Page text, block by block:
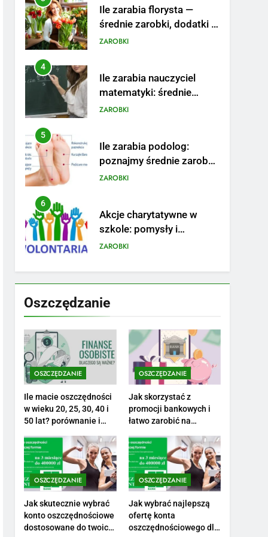
Ile zarabia florysta —
średnie zarobki, dodatki i
sposoby na podwyżkę
ZAROBKI
4
Ile zarabia nauczyciel
matematyki: średnie
zarobki, dodatki i
ZAROBKI
5
Ile zarabia podolog:
poznajmy średnie zarobki
na tym stanowisku
ZAROBKI
6
Akcje charytatywne w
szkole: pomysły i
przykłady, które
ZAROBKI
7
Jak przygotować się
finansowo na narodziny
jak zaplanować budżet
PORADY
8
Netflix tagger — czym
jest, opinie i zarobki
PRACA
1
Ile zarabia striptizer:
poznaj aktualne stawki
męskiego striptizera
ZAROBKI
2
Ile zarabia psycholog
szkolny: poznaj średnie
zarobki na tym
stanowisku
ZAROBKI
Oszczędzanie
OSZCZĘDZANIE
Ile macie oszczędności
w wieku 20, 25, 30, 40 i
50 lat? porównanie i
OSZCZĘDZANIE
Jak skorzystać z
promocji bankowych i
łatwo zarobić na
OSZCZĘDZANIE
Jak skutecznie wybrać
konto oszczędnościowe
dostosowane do twoich
OSZCZĘDZANIE
Jak wybrać najlepszą
ofertę konta
oszczędnościowego dla